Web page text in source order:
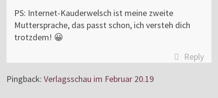
PS: Internet-Kauderwelsch ist meine zweite
Muttersprache, das passt schon, ich versteh dich
trotzdem! 😀
Reply
Pingback:Verlagsschau im Februar 20.19